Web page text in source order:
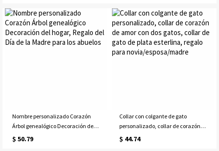
Nombre personalizado Corazón
Árbol genealógico Decoración del
hogar, Regalo del Día de la Madre
$ 50.79
Collar con colgante de gato
personalizado, collar de corazón
de amor con dos gatos, collar de
$ 44.74